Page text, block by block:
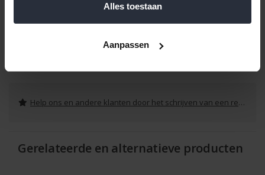
Alles toestaan
Aanpassen
Reviews
Help ons en andere klanten door het schrijven van een review
Gerelateerde en alternatieve producten